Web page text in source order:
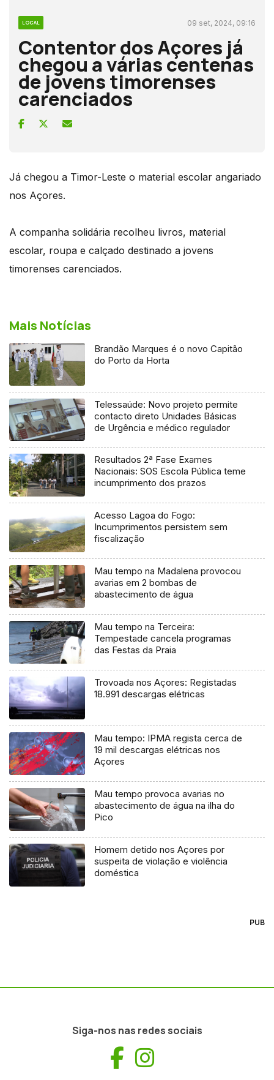
LOCAL 09 set, 2024, 09:16
Contentor dos Açores já
chegou a várias centenas
de jovens timorenses
carenciados
Já chegou a Timor-Leste o material escolar angariado
nos Açores.
A companha solidária recolheu livros, material
escolar, roupa e calçado destinado a jovens
timorenses carenciados.
Mais Notícias
Brandão Marques é o novo Capitão
do Porto da Horta
Telessaúde: Novo projeto permite
contacto direto Unidades Básicas
de Urgência e médico regulador
Resultados 2ª Fase Exames
Nacionais: SOS Escola Pública teme
incumprimento dos prazos
Acesso Lagoa do Fogo:
Incumprimentos persistem sem
fiscalização
Mau tempo na Madalena provocou
avarias em 2 bombas de
abastecimento de água
Mau tempo na Terceira:
Tempestade cancela programas
das Festas da Praia
Trovoada nos Açores: Registadas
18.991 descargas elétricas
Mau tempo: IPMA regista cerca de
19 mil descargas elétricas nos
Açores
Mau tempo provoca avarias no
abastecimento de água na ilha do
Pico
Homem detido nos Açores por
suspeita de violação e violência
doméstica
PUB
Siga-nos nas redes sociais
Facebook